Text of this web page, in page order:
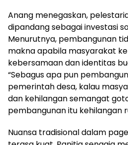
Anang menegaskan,
dipandang sebagai investasi
Menurutnya, pembangunan
makna apabila masyarakat
kebersamaan dan identitas
“Sebagus apa pun
pemerintah desa, kalau
dan kehilangan semangat
pembangunan itu kehilangan
Nuansa tradisional dalam